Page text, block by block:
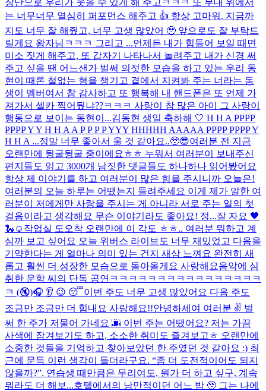
는 너무너무 열심히 퍼포먼스 해주고 👍 항상 고마워. 지금까
지도 너무 잘 해줬고, 너무 고생 많았어 🥹 앞으로도 잘 부탁드
릴게요 왕자님ㅋㅋㅋ 그리고 ...언제든 내가 힘들어 보일 때면
미소 짓게 해주고, 또 갑자기 나타나서 놀려주고 내가 신경 써
주고 싶을 땐 어느샌가 벌써 의젓한 모습을 하고 있는 우리 동
현이 때론 철없는 형을 챙기고 곁에서 지켜봐 주는 너라는 동
생이 멤버여서 참 감사하고 또 행복해 내 핸드폰은 또 언제 가
져가서 셀카 찍어뒀냐??ㅋㅋㅋ 사랑이 참 많은 아이 그 사랑이
행동으로 보이는 동현이...김동현 생일 축하해 🤍 H H A PPPP
PPPP Y Y H H A A P P P P YYY HHHHH AAAAA PPPP PPPP Y
H H A ...정말 너무 좋아서 울 것 같아요..🥹😎여러분 전 지금
오랜만에 뒹굴뒹굴 중이에요ㅎㅎ 누워서 여러분이 보내주신
편지들도 읽고 3000개 남짓한 댓글들도 하나하나 읽어봤어요
항상 제 이야기를 하고 여러분이 많은 힘을 주시니까 오늘은!
여러분의 오늘 하루는 어땠는지 들려주세요 이게 제가 말한 여
러분이 저에게만 사랑을 주시는 게 아니라 서로 주는 일의 첫
걸음이라고 생각해요 무슨 이야기라도 좋아요! 정...잘 자요 🖤
🐍☺️ 작업실 도오착 오랜만에 이 각도 ㅎㅎ.. 여러분 뭐하고 계
심까 보고 싶어요 오늘 위버스 라이브도 너무 재밌었고 다음을
기약한다는 게 얼마나 의미 있는 건지 새삼 느껴요 완전히 새
롭고 훨씬 더 성장한 모습으로 돌아올게요 사랑해요음악에 심
취한 운학 씨의 단독 공연ㅋㅋㅋㅋㅋㅋㅋㅋㅋㅋㅋㅋㅋㅋㅋㅋ
ㅋ (🔇)🎧 👂 😉 😴이번 주도 너무 고생 많았어요 다음 주도
조금만 조금만 더 힘내요 사랑해요!!안녕하세여 여러분 ✌️ 벌
써 한 주가 저물어 가네요 🌆 이번 주는 어땠어요? 저는 가끔
사색에 잠겨보기도 하고, 소소한 취미도 즐겨보고ㅎ 오랜만에
소중한 것들을 기억하고 찾아보았던 한 주였던 것 같아요 :) 최
근에 문득 이런 생각이 들더라구요. “좀 더 도전적이어도 되지
않을까?”. 연습생 때만큼은 무리여도, 뭔가 더 하고 싶구, 계속
뭐라도 더 해보...호텔에서의 낭만적이던 어느 밤 🥹 그는 나에